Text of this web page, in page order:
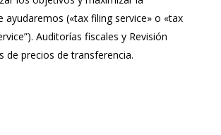
ayudaremos («tax filing service» o «tax
Auditorías fiscales y Revisión
de precios de transferencia.